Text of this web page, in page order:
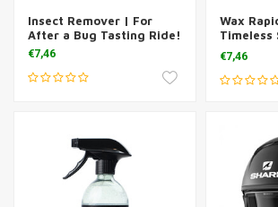
Insect Remover | For
After a Bug Tasting Ride!
€7,46
Wax
Timeless
Protection
€7,46